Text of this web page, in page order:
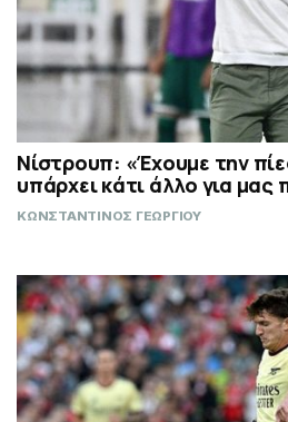
Νίστρουπ: «Έχουμε την
υπάρχει κάτι άλλο για μας
ΚΩΝΣΤΑΝΤΙΝΟΣ ΓΕΩΡΓΙΟΥ